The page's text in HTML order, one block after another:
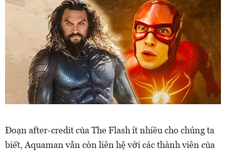
Đoạn after-credit của The Flash ít nhiều cho chúng ta
biết, Aquaman vẫn còn liên hệ với các thành viên của